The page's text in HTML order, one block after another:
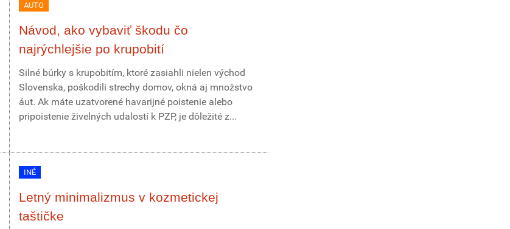
AUTO
Návod, ako vybaviť škodu čo
najrýchlejšie po krupobití
Silné búrky s krupobitím, ktoré zasiahli nielen východ
Slovenska, poškodili strechy domov, okná aj množstvo
áut. Ak máte uzatvorené havarijné poistenie alebo
pripoistenie živelných udalostí k PZP, je dôležité z...
INÉ
Letný minimalizmus v kozmetickej
taštičke